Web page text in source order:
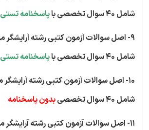
شامل 40 سوال تخصصی با
پاسخنامه تستی
9- اصل سوالات آزمون کتبی رشته آرایشگر موی زنانه کد 5 - کد استاندارد 70/34/1/1-5
شامل 40 سوال تخصصی با
پاسخنامه تستی
10- اصل سوالات آزمون کتبی رشته آرایشگر موی زنانه - کد استاندارد 70/34/1/1-5
شامل 40 سوال تخصصی
بدون پاسخنامه
11- اصل سوالات آزمون کتبی رشته آرایشگر موی زنانه کد 5 - کد استاندارد 70/34/1/2-5